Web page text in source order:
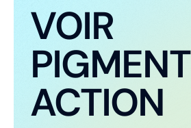
VOIR
ACTION